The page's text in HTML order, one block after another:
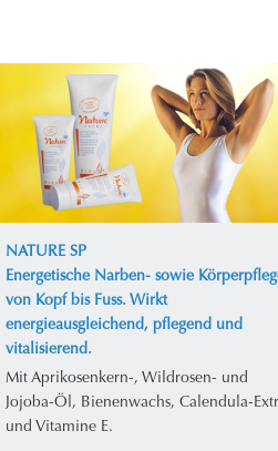
NATURE SP
Energetische Narben- sowie
von Kopf bis Fuss. Wirkt
energieausgleichend, pflegend und
vitalisierend.
Mit Aprikosenkern-, Wildrosen- und
Jojoba-Öl, Bienenwachs, Calendula-
und Vitamine E.